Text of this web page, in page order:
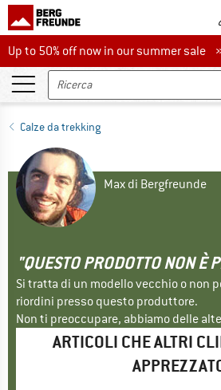
Up to 50% off now in our summer sale
Up to 50% off now in our summer sale
Calze da trekking
Max di Bergfreunde
"QUESTO PRODOTTO NON È
Si tratta di un modello vecchio o non
riordini presso questo produttore.
Non ti preoccupare, abbiamo delle
ARTICOLI CHE ALTRI